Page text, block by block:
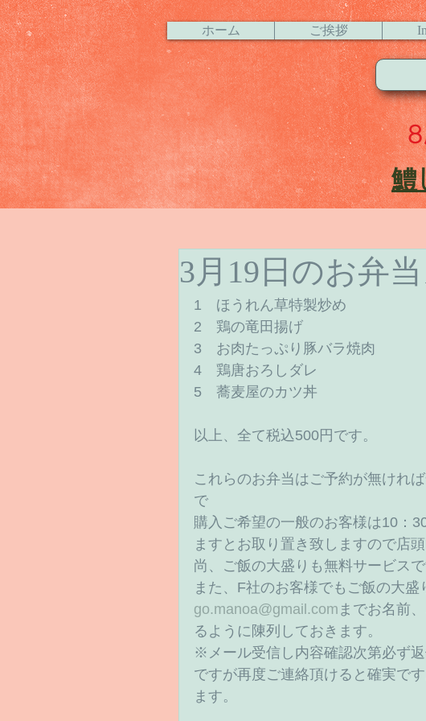
ホーム ご挨拶
8
​鱧
3月19日のお弁
1　ほうれん草特製炒め
2　鶏の竜田揚げ
3　お肉たっぷり豚バラ焼肉
4　鶏唐おろしダレ
5　蕎麦屋のカツ丼
以上、全て税込500円です。
これらのお弁当はご予約が無けれ
で
購入ご希望の一般のお客様は10：
ますとお取り置き致しますので店
尚、ご飯の大盛りも無料サービス
また、F社のお客様でもご飯の大
go.manoa@gmail.com までお名前
るように陳列しておきます。
※メール受信し内容確認次第必ず
ですが再度ご連絡頂けると確実で
ます。